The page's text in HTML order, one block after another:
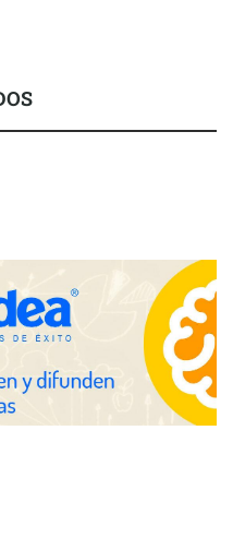
el alta de autónomo